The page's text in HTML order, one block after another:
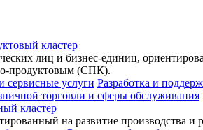
кластер
лиц и бизнес-единиц,
продуктовым (СПК).
сервисные услуги Разработка и
торговли и сферы обслуживания
кластер
на развитие производства